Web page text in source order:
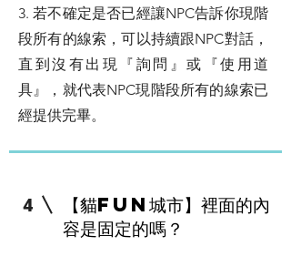
3. 若不確定是否已經讓NPC告訴你現階
段所有的線索，可以持續跟NPC對話，
直到沒有出現『詢問』或『使用道
具』，就代表NPC現階段所有的線索已
經提供完畢。
4
【貓FUN城市】裡面的內
容是固定的嗎？